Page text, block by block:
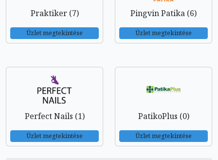
Praktiker (7)
Üzlet megtekintése
Pingvin Patika (6)
Üzlet megtekintése
Perfect Nails (1)
Üzlet megtekintése
PatikoPlus (0)
Üzlet megtekintése